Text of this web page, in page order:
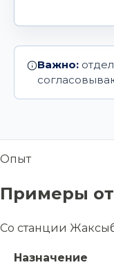
Важно:
Опыт
Примеры
Со станции
Назначение